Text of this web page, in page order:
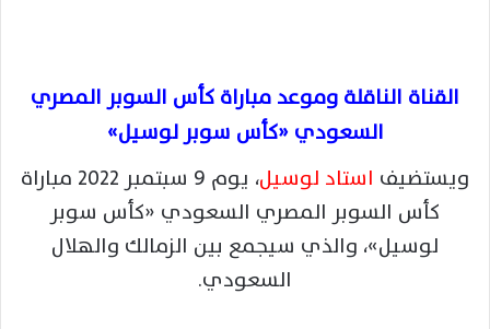
القناة الناقلة وموعد مباراة كأس السوبر المصري
السعودي «كأس سوبر لوسيل»
ويستضيف استاد لوسيل
، يوم 9 سبتمبر 2022 مباراة
كأس السوبر المصري السعودي «كأس سوبر
لوسيل»، والذي سيجمع بين الزمالك والهلال
السعودي.